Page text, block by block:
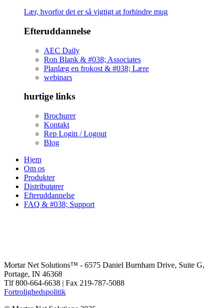
Lær, hvorfor det er så vigtigt at forhindre mug
Efteruddannelse
AEC Daily
Ron Blank & #038; Associates
Planlæg en frokost & #038; Lære
webinars
hurtige links
Brochurer
Kontakt
Rep Login / Logout
Blog
Hjem
Om os
Produkter
Distributører
Efteruddannelse
FAQ & #038; Support
Mortar Net Solutions™ - 6575 Daniel Burnham Drive, Suite G,
Portage, IN 46368
Tlf 800-664-6638 | Fax 219-787-5088
Fortrolighedspolitik